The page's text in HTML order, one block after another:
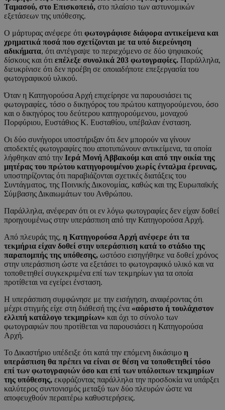
Ταμασού, στο Επισκοπειό, στο πλαίσιο των αστυνομικών
εξετάσεων της υπόθεσης.
Ο μάρτυρας ανέφερε ότι φωτογράφισε διάφορα αντικείμενα και
χρηματικά ποσά που σχετίζονται με τα υπό διερεύνηση
αδικήματα, ότι αντέγραψε το περιεχόμενο σε δύο ψηφιακούς
δίσκους και ότι επέλεξε συνολικά 203 φωτογραφίες. Παράλληλα,
διευκρίνισε ότι δεν προέβη σε οποιαδήποτε επεξεργασία του
φωτογραφικού υλικού.
Όταν η Κατηγορούσα Αρχή επιχείρησε να παρουσιάσει τις
φωτογραφίες, τόσο ο δικηγόρος του πρώτου κατηγορούμενου, όσο
και ο δικηγόρος του δεύτερου κατηγορούμενου, μοναχού
Πορφύριου, Ευστάθιος Κ. Ευσταθίου, υπέβαλαν ένσταση.
Οι δύο συνήγοροι υποστήριξαν ότι δεν μπορούν να γίνουν
αποδεκτές φωτογραφίες που αποτυπώνουν αντικείμενα, τα οποία
λήφθηκαν από την Ιερά Μονή Αββακούμ και από την οικία της
μητέρας του πρώτου κατηγορουμένου χωρίς ένταλμα έρευνας,
υποστηρίζοντας ότι παραβιάζονται σχετικές διατάξεις του
Συντάγματος, της Ποινικής Δικονομίας, καθώς και της Ευρωπαϊκής
Σύμβασης Δικαιωμάτων του Ανθρώπου.
Παράλληλα, ανέφεραν ότι οι εν λόγω φωτογραφίες δεν είχαν δοθεί
προηγουμένως στην υπεράσπιση από την Κατηγορούσα Αρχή.
Από πλευράς της, η Κατηγορούσα Αρχή ανέφερε ότι τα
τεκμήρια είχαν δοθεί στην υπεράσπιση κατά το στάδιο της
παραπομπής της υπόθεσης, ωστόσο εισηγήθηκε να δοθεί χρόνος
στην υπεράσπιση ώστε να εξετάσει το φωτογραφικό υλικό και να
τοποθετηθεί συγκεκριμένα επί των τεκμηρίων για τα οποία
προτίθεται να εγείρει ένσταση.
Η υπεράσπιση συμφώνησε με την εισήγηση, αναφέροντας ότι
μέχρι στιγμής είχε στη διάθεσή της ένα «αόριστο ή τουλάχιστον
ελλιπή κατάλογο τεκμηρίων» και όχι το σύνολο των
φωτογραφιών που προτίθεται να παρουσιάσει η Κατηγορούσα
Αρχή.
Το Δικαστήριο υπέδειξε ότι κατά την επόμενη δικάσιμο η
υπεράσπιση θα πρέπει να είναι σε θέση να τοποθετηθεί τόσο
επί των φωτογραφιών όσο και επί των υπόλοιπων τεκμηρίων
της υπόθεσης, εκφράζοντας παράλληλα την προσδοκία να υπάρξει
καλύτερος συντονισμός μεταξύ των δύο πλευρών ώστε να
αποφευχθούν περαιτέρω καθυστερήσεις.